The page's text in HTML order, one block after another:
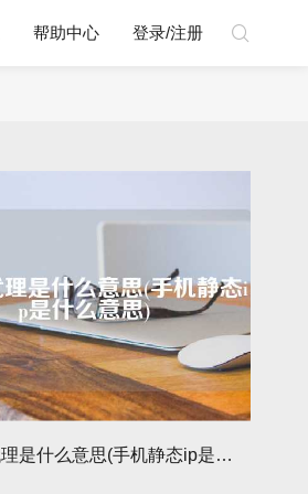
帮助中心 登录/注册
静态ip代理是什么意思(手机静态ip是什么意思)